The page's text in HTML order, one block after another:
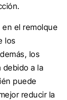
el remolque
los
los
debido a la
puede
reducir la